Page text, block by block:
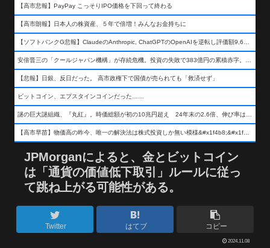
【高市悲報】PayPay こっそりIPO価格を下回って終わる
【高市朗報】日本人の株資産、５年で倍増！みんなお金持ちに
【ソフトバンクG悲報】ClaudeのAnthropic, ChatGPTのOpenAIを逆転し評価額9,650億ドル (約154兆円) の世界一価値あるAI企業に……
安倍晋三の「クールジャパン機構」が存続危機。投資の失敗で383億円の累積赤字。2025年度決算も大赤字の可能性。責任の所在はウヤムヤ
【悲報】日銀、反日だった。 高市政権下で国債が売られても「救済せず」
ビットコイン、エプスタインコインだった……
謎の巨大謎組織、『丸紅』。時価総額が初の10兆円超え 24年末の2.6倍、伸び率は謎組織首位
【高市早苗】物価高の昨今、唯一の解決法は株式投資しか無い模様&#x1f4b8;&#x1f4b8;&#x1f4b8;
JPMorganによると、金とビットコイン
は「通貨の価値低下取引」ルールに従っ
て跳ね上がる可能性がある。
Twitter はてブ コピー
2024.11.08